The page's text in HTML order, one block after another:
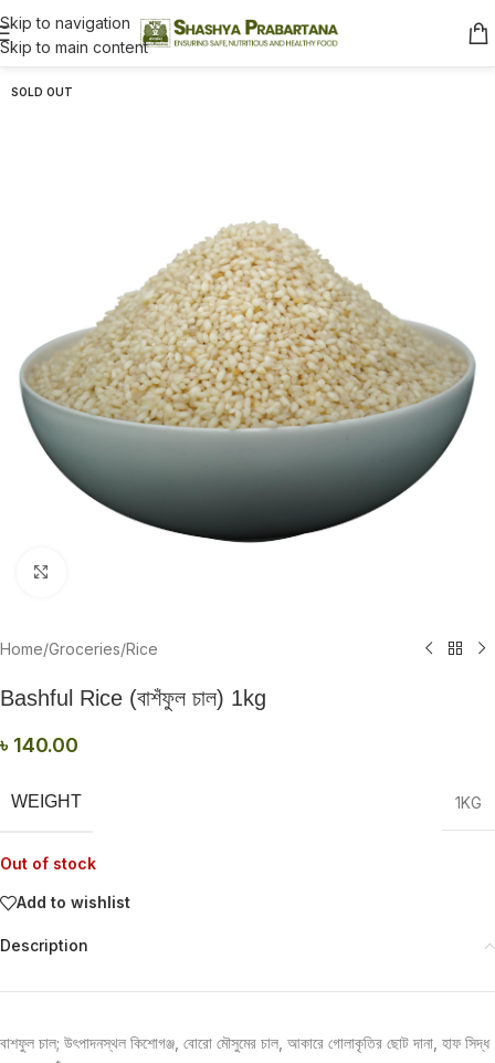
Skip to navigation
Skip to main content
SOLD OUT
Home/Groceries/Rice
Bashful Rice (বাশঁফুল চাল) 1kg
৳ 140.00
WEIGHT 1KG
Out of stock
Add to wishlist
Description
বাশফুল চাল; উৎপাদনস্থল কিশোগঞ্জ, বোরো মৌসুমের চাল, আকারে গোলাকৃতির ছোট দানা, হাফ সিদ্ধ